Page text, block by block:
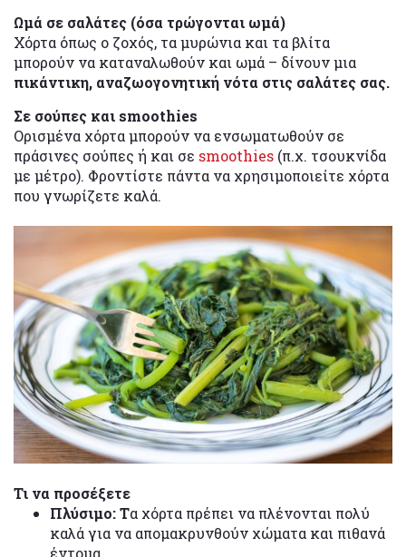
Ωμά σε σαλάτες (όσα τρώγονται ωμά)
Χόρτα όπως ο ζοχός, τα μυρώνια και τα βλίτα
μπορούν να καταναλωθούν και ωμά – δίνουν μια
πικάντικη, αναζωογονητική νότα στις σαλάτες σας.
Σε σούπες και smoothies
Ορισμένα χόρτα μπορούν να ενσωματωθούν σε
πράσινες σούπες ή και σε smoothies (π.χ. τσουκνίδα
με μέτρο). Φροντίστε πάντα να χρησιμοποιείτε χόρτα
που γνωρίζετε καλά.
Τι να προσέξετε
Πλύσιμο: Τα χόρτα πρέπει να πλένονται πολύ
καλά για να απομακρυνθούν χώματα και πιθανά
έντομα.